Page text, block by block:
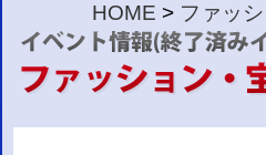
HOME > ファッ